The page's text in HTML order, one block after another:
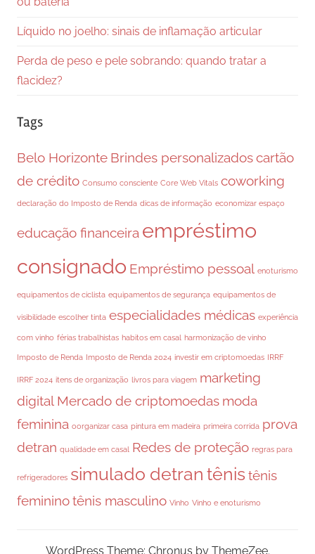
Líquido no joelho: sinais de inflamação articular
Perda de peso e pele sobrando: quando tratar a
flacidez?
Tags
Belo Horizonte Brindes personalizadoscartão
de crédito Consumo consciente Core Web Vitals coworking
declaração do Imposto de Renda dicas de informação economizar espaço
educação financeira empréstimo
consignado Empréstimo pessoal enoturismo
equipamentos de ciclista equipamentos de segurança equipamentos de
visibilidade escolher tinta especialidades médicas experiência
com vinho férias trabalhistas habitos em casal harmonização de vinho
Imposto de Renda Imposto de Renda 2024 investir em criptomoedas IRRF
IRRF 2024 itens de organização livros para viagem marketing
digital Mercado de criptomoedas moda
feminina oorganizar casa pintura em madeira primeira corrida prova
detran qualidade em casal Redes de proteção regras para
refrigeradores simulado detran tênis tênis
femininotênis masculino Vinho Vinho e enoturismo
WordPress Theme: Chronus by ThemeZee.